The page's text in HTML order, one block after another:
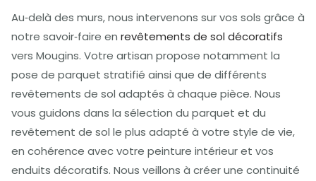
Au‑delà des murs, nous intervenons sur vos sols grâce à
notre savoir‑faire en revêtements de sol décoratifs
vers Mougins. Votre artisan propose notamment la
pose de parquet stratifié ainsi que de différents
revêtements de sol adaptés à chaque pièce. Nous
vous guidons dans la sélection du parquet et du
revêtement de sol le plus adapté à votre style de vie,
en cohérence avec votre peinture intérieur et vos
enduits décoratifs. Nous veillons à créer une continuité